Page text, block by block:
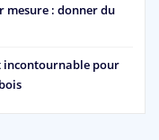
mesure : donner du
incontournable pour